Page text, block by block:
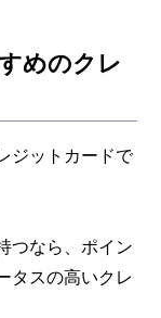
めのクレ
ジットカードで
つなら、ポイン
タスの高いクレ